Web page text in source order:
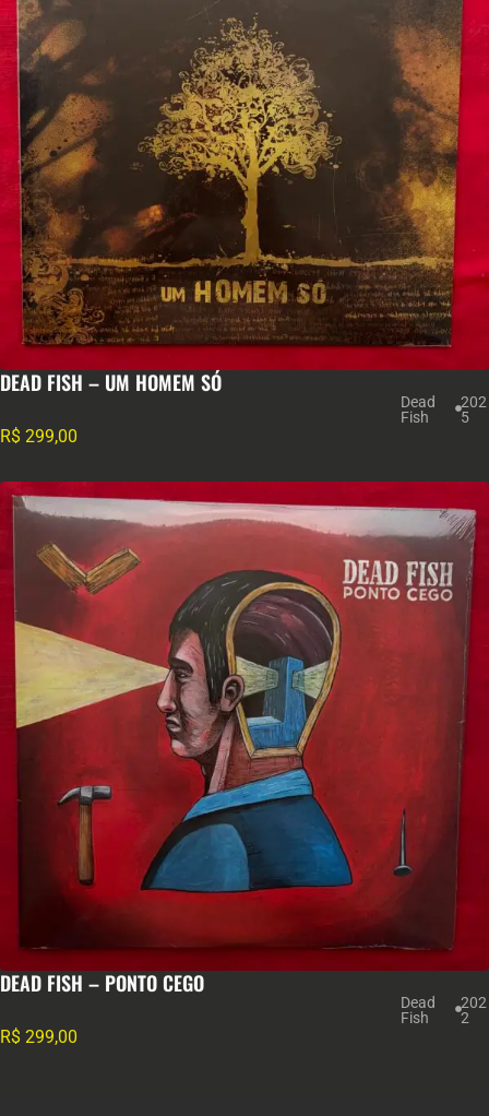
DEAD FISH – UM HOMEM SÓ
Dead
Fish
202
5
R$ 299,00
DEAD FISH – PONTO CEGO
Dead
Fish
202
2
R$ 299,00